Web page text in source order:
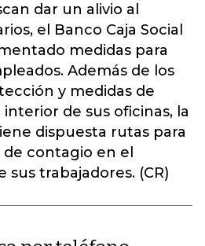
dar un alivio al
el Banco Caja Social
medidas para
Además de los
y medidas de
de sus oficinas, la
dispuesta rutas para
contagio en el
trabajadores. (CR)